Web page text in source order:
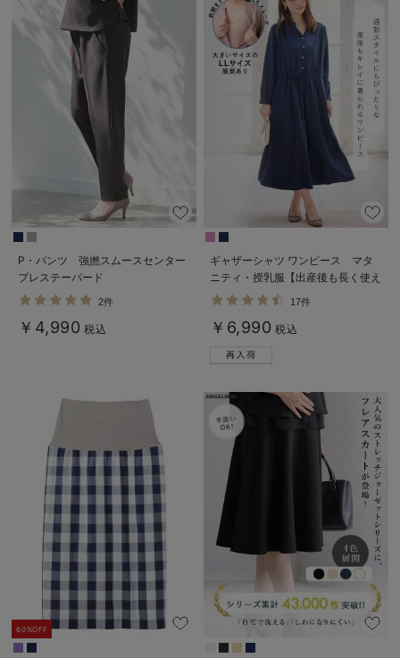
P・パンツ 強撚スムースセンター
プレステーパード
2件
￥4,990 税込
ギャザーシャツ ワンピース マタ
ニティ・授乳服【出産後も長く使え
る】
17件
￥6,990 税込
60%OFF